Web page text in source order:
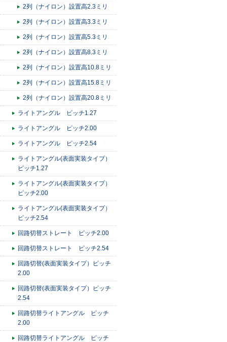
2列（ナイロン）設置高2.3ミリ
2列（ナイロン）設置高3.3ミリ
2列（ナイロン）設置高5.3ミリ
2列（ナイロン）設置高8.3ミリ
2列（ナイロン）設置高10.8ミリ
2列（ナイロン）設置高15.8ミリ
2列（ナイロン）設置高20.8ミリ
ライトアングル ピッチ1.27
ライトアングル ピッチ2.00
ライトアングル ピッチ2.54
ライトアングル(表面実装タイプ）
ピッチ1.27
ライトアングル(表面実装タイプ）
ピッチ2.00
ライトアングル(表面実装タイプ）
ピッチ2.54
回路切替ストレート ピッチ2.00
回路切替ストレート ピッチ2.54
回路切替(表面実装タイプ）ピッチ
2.00
回路切替(表面実装タイプ）ピッチ
2.54
回路切替ライトアングル ピッチ
2.00
回路切替ライトアングル ピッチ